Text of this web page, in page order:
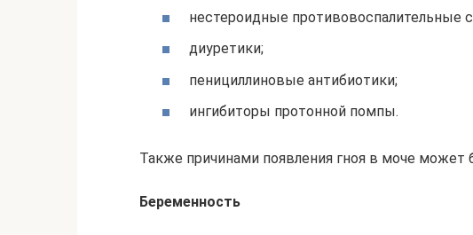
нестероидные противовоспалительные
диуретики;
пенициллиновые антибиотики;
ингибиторы протонной помпы.
Также причинами появления гноя в моче может
Беременность